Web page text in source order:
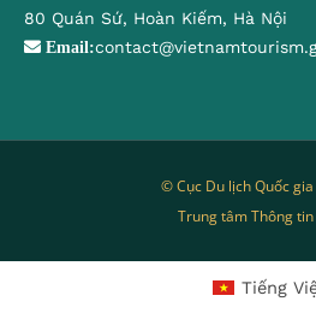
80 Quán Sứ, Hoàn Kiếm, Hà Nội
Email:
© Cục Du lịch Quốc
Trung tâm Thông
Tiếng